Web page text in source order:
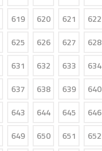
619 620 621 622
625 626 627 628
631 632 633 634
637 638 639 640
643 644 645 646
649 650 651 652